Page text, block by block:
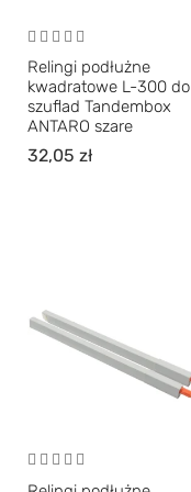
Relingi podłużne
kwadratowe L-300 do
szuflad Tandembox
ANTARO szare
32,05 zł